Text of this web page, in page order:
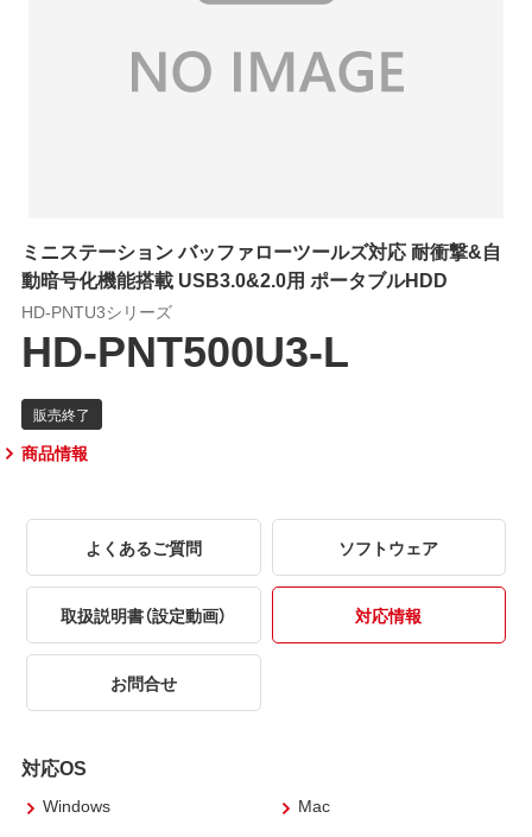
ミニステーション バッファローツールズ対応 耐衝撃&自
動暗号化機能搭載 USB3.0&2.0用 ポータブルHDD
HD-PNTU3シリーズ
HD-PNT500U3-L
商品情報
よくあるご質問 ソフトウェア
取扱説明書（設定動画） 対応情報
お問合せ
対応OS
Windows Mac